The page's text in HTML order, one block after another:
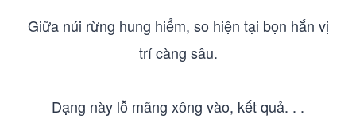
Giữa núi rừng hung hiểm, so hiện tại bọn hắn vị
trí càng sâu.
Dạng này lỗ mãng xông vào, kết quả. . .